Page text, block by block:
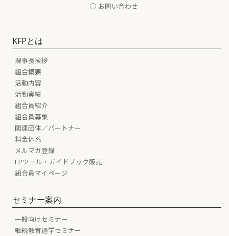
○ お問い合わせ
KFPとは
理事長挨拶
組合概要
活動内容
活動実績
組合員紹介
組合員募集
関連団体／パートナー
料金体系
メルマガ登録
FPツール・ガイドブック販売
組合員マイページ
セミナー案内
一般向けセミナー
継続教育通学セミナー